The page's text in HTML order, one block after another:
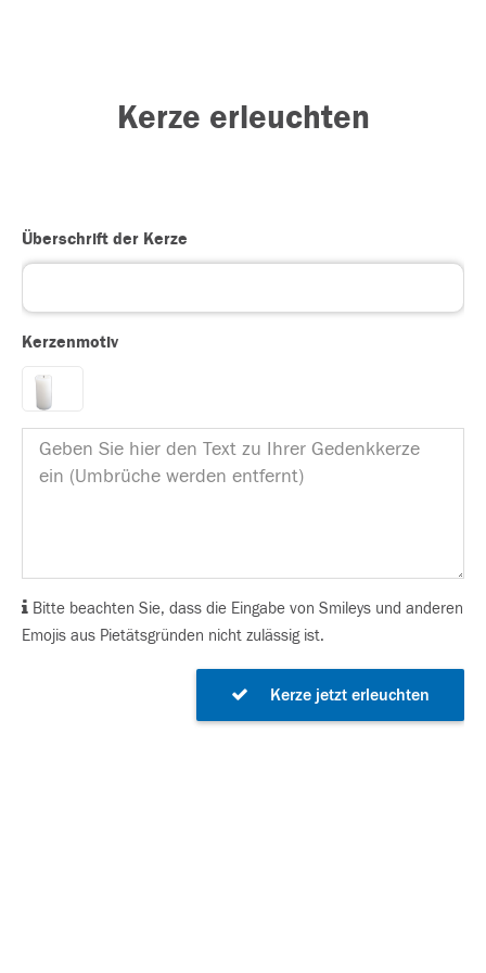
Kerze erleuchten
Überschrift der Kerze
Kerzenmotiv
Bitte beachten Sie, dass die Eingabe von Smileys und anderen
Emojis aus Pietätsgründen nicht zulässig ist.
Kerze jetzt erleuchten